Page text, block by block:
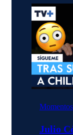
Momentos
Julio